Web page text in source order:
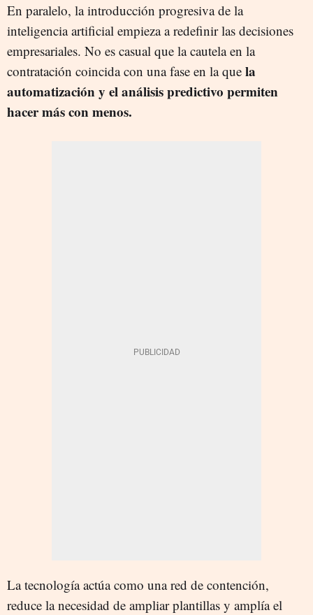
En paralelo, la introducción progresiva de la
inteligencia artificial empieza a redefinir las decisiones
empresariales. No es casual que la cautela en la
contratación coincida con una fase en la que la
automatización y el análisis predictivo permiten
hacer más con menos.
La tecnología actúa como una red de contención,
reduce la necesidad de ampliar plantillas y amplía el